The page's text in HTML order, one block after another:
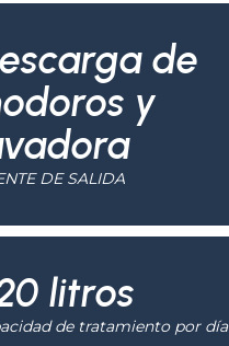
de
y
DE SALIDA
litros
de tratamiento por día